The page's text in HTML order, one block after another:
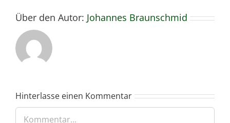
Über den Autor: Johannes Braunschmid
Hinterlasse einen Kommentar
Kommentar